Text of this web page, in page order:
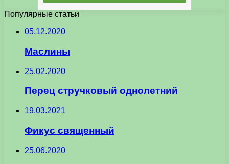
Популярные статьи
05.12.2020
Маслины
25.02.2020
Перец стручковый однолетний
19.03.2021
Фикус священный
25.06.2020